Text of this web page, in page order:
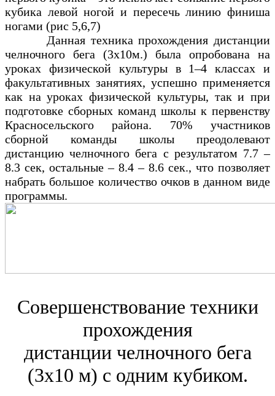
кубика левой ногой и пересечь линию финиша
ногами (рис 5,6,7)
Данная техника прохождения дистанции
челночного бега (3х10м.) была опробована на
уроках физической культуры в 1–4 классах и
факультативных занятиях, успешно применяется
как на уроках физической культуры, так и при
подготовке сборных команд школы к первенству
Красносельского района. 70% участников
сборной команды школы преодолевают
дистанцию челночного бега с результатом 7.7 –
8.3 сек, остальные – 8.4 – 8.6 сек., что позволяет
набрать большое количество очков в данном виде
программы.
Совершенствование техники
прохождения
дистанции челночного бега
(3х10 м) с одним кубиком.